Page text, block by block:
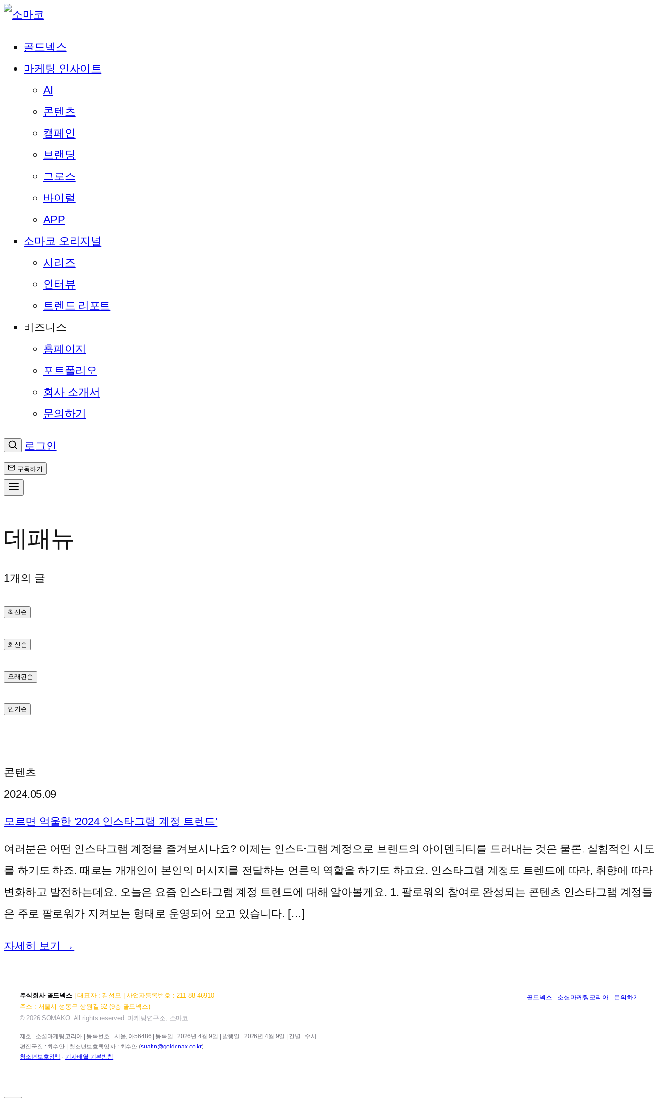
골드넥스
마케팅 인사이트
AI
콘텐츠
캠페인
브랜딩
그로스
바이럴
APP
소마코 오리지널
시리즈
인터뷰
트렌드 리포트
비즈니스
홈페이지
포트폴리오
회사 소개서
문의하기
로그인
구독하기
텐
로
로
가
데패뉴
1개의 글
최신순
최신순
오래된순
인기순
콘텐츠
2024.05.09
모르면 억울한 '2024 인스타그램 계정 트렌드'
여러분은 어떤 인스타그램 계정을 즐겨보시나요? 이제는 인스타그램 계정으로 브랜드의 아이덴티티를 드러내는 것은 물론, 실험적인 시도
를 하기도 하죠. 때로는 개개인이 본인의 메시지를 전달하는 언론의 역할을 하기도 하고요. 인스타그램 계정도 트렌드에 따라, 취향에 따라
변화하고 발전하는데요. 오늘은 요즘 인스타그램 계정 트렌드에 대해 알아볼게요. 1. 팔로워의 참여로 완성되는 콘텐츠 인스타그램 계정들
은 주로 팔로워가 지켜보는 형태로 운영되어 오고 있습니다. […]
자세히 보기 →
주식회사 골드넥스 | 대표자 : 김성모 | 사업자등록번호 : 211-88-46910
주소 : 서울시 성동구 상원길 62 (9층 골드넥스)
© 2026 SOMAKO. All rights reserved. 마케팅연구소, 소마코
제호 : 소셜마케팅코리아 | 등록번호 : 서울, 아56486 | 등록일 : 2026년 4월 9일 | 발행일 : 2026년 4월 9일 | 간별 : 수시
편집국장 : 최수안 | 청소년보호책임자 : 최수안 (suahn@goldenax.co.kr)
청소년보호정책 · 기사배열 기본방침
골드넥스 · 소셜마케팅코리아· 문의하기